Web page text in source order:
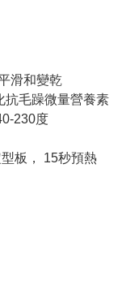
滑和變乾
抗毛躁微量營養素
230度
板， 15秒預熱